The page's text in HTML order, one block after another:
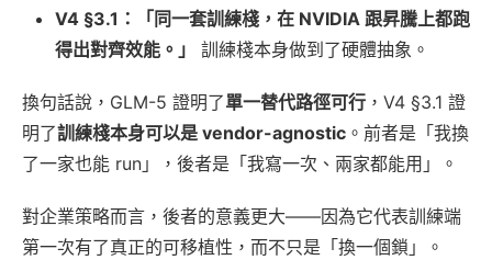
V4 §3.1：「同一套訓練棧，在 NVIDIA 跟昇騰上都跑
得出對齊效能。」
訓練棧本身做到了硬體抽象。
換句話說，GLM-5 證明了單一替代路徑可行 ，V4 §3.1 證
明了訓練棧本身可以是 vendor-agnostic 。前者是「我換
了一家也能 run」，後者是「我寫一次、兩家都能用」。
對企業策略而言，後者的意義更大——因為它代表訓練端
第一次有了真正的可移植性，而不只是「換一個鎖」。